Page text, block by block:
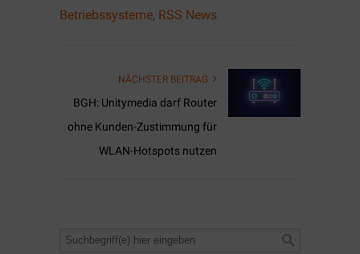
Betriebssysteme, RSS News
NÄCHSTER BEITRAG
BGH: Unitymedia darf Router
ohne Kunden-Zustimmung für
WLAN-Hotspots nutzen